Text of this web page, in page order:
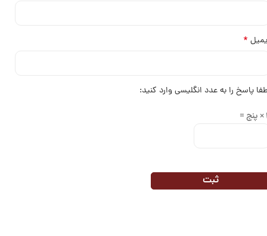
*
پاسخ را به عدد انگلیسی وارد کنید:
=